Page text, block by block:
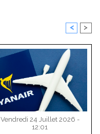
< >
Vendredi 24 Juillet 2026 -
12:01